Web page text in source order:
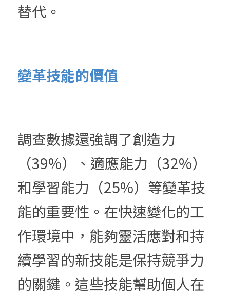
替代。
變革技能的價值
調查數據還強調了創造力
（39%）、適應能力（32%）
和學習能力（25%）等變革技
能的重要性。在快速變化的工
作環境中，能夠靈活應對和持
續學習的新技能是保持競爭力
的關鍵。這些技能幫助個人在